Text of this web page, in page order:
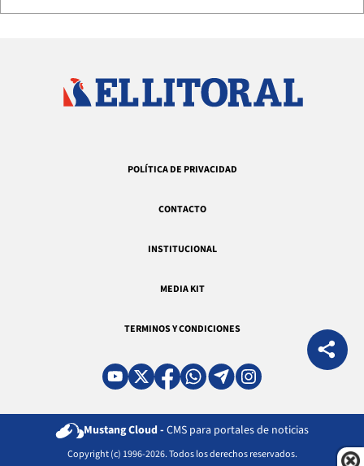
POLÍTICA DE PRIVACIDAD
CONTACTO
INSTITUCIONAL
MEDIA KIT
TERMINOS Y CONDICIONES
Mustang Cloud - CMS para portales de noticias
Copyright (c) 1996-2026. Todos los derechos reservados.